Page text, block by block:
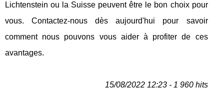
Lichtenstein ou la Suisse peuvent être le bon choix pour
vous. Contactez-nous dès aujourd'hui pour savoir
comment nous pouvons vous aider à profiter de ces
avantages.
15/08/2022 12:23 - 1 960 hits